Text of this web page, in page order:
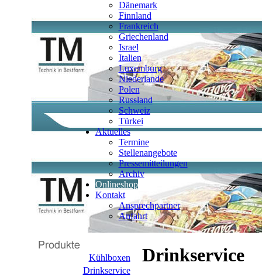
Dänemark
Finnland
Frankreich
Griechenland
Israel
Italien
Luxemburg
Niederlande
Polen
Russland
Schweiz
Türkei
Aktuelles
Termine
Stellenangebote
Pressemitteilungen
Archiv
Onlineshop
Kontakt
Ansprechpartner
Anfahrt
Kühlboxen
Drinkservice
Drinkservice